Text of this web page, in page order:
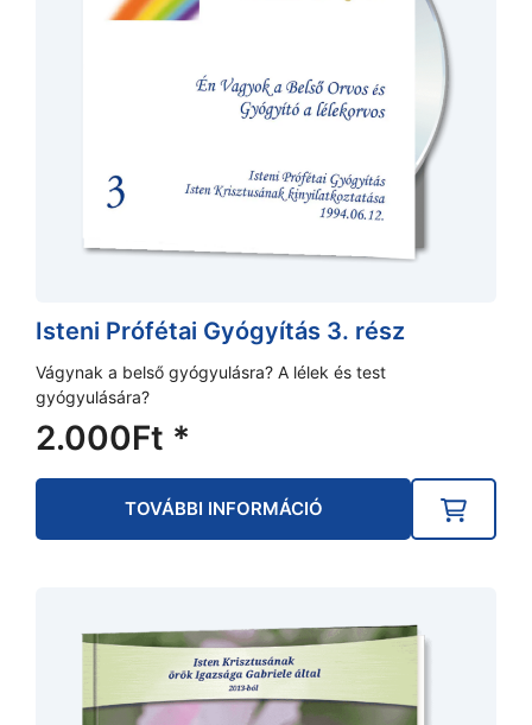
Isteni Prófétai Gyógyítás 3. rész
Vágynak a belső gyógyulásra? A lélek és test
gyógyulására?
2.000Ft *
TOVÁBBI INFORMÁCIÓ